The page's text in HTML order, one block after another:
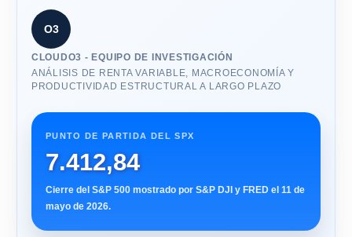
O3
CLOUDO3 - EQUIPO DE INVESTIGACIÓN
ANÁLISIS DE RENTA VARIABLE, MACROECONOMÍA Y
PRODUCTIVIDAD ESTRUCTURAL A LARGO PLAZO
PUNTO DE PARTIDA DEL SPX
7.412,84
Cierre del S&P 500 mostrado por S&P DJI y FRED el 11 de
mayo de 2026.